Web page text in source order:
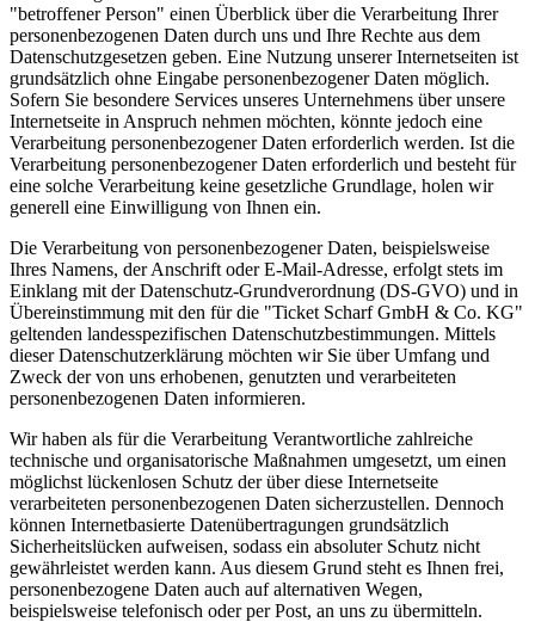
"betroffener Person" einen Überblick über die Verarbeitung Ihrer
personenbezogenen Daten durch uns und Ihre Rechte aus dem
Datenschutzgesetzen geben. Eine Nutzung unserer Internetseiten ist
grundsätzlich ohne Eingabe personenbezogener Daten möglich.
Sofern Sie besondere Services unseres Unternehmens über unsere
Internetseite in Anspruch nehmen möchten, könnte jedoch eine
Verarbeitung personenbezogener Daten erforderlich werden. Ist die
Verarbeitung personenbezogener Daten erforderlich und besteht für
eine solche Verarbeitung keine gesetzliche Grundlage, holen wir
generell eine Einwilligung von Ihnen ein.
Die Verarbeitung von personenbezogener Daten, beispielsweise
Ihres Namens, der Anschrift oder E-Mail-Adresse, erfolgt stets im
Einklang mit der Datenschutz-Grundverordnung (DS-GVO) und in
Übereinstimmung mit den für die "Ticket Scharf GmbH & Co. KG"
geltenden landesspezifischen Datenschutzbestimmungen. Mittels
dieser Datenschutzerklärung möchten wir Sie über Umfang und
Zweck der von uns erhobenen, genutzten und verarbeiteten
personenbezogenen Daten informieren.
Wir haben als für die Verarbeitung Verantwortliche zahlreiche
technische und organisatorische Maßnahmen umgesetzt, um einen
möglichst lückenlosen Schutz der über diese Internetseite
verarbeiteten personenbezogenen Daten sicherzustellen. Dennoch
können Internetbasierte Datenübertragungen grundsätzlich
Sicherheitslücken aufweisen, sodass ein absoluter Schutz nicht
gewährleistet werden kann. Aus diesem Grund steht es Ihnen frei,
personenbezogene Daten auch auf alternativen Wegen,
beispielsweise telefonisch oder per Post, an uns zu übermitteln.